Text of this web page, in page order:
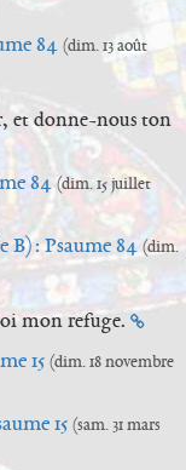
84 (dim. 13 août
et donne-nous ton
84 (dim. 15 juillet
B) : Psaume 84 (dim.
mon refuge.
15 (dim. 18 novembre
15 (sam. 31 mars